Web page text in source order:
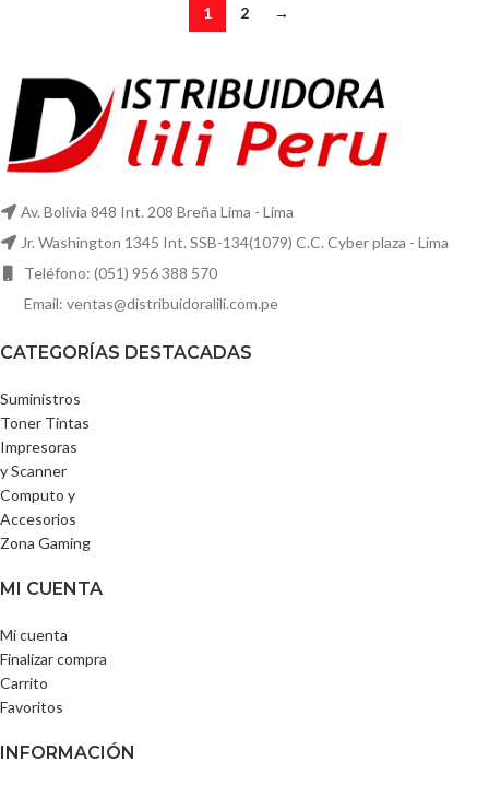
1 2 →
Av. Bolivia 848 Int. 208 Breña Lima - Lima
Jr. Washington 1345 Int. SSB-134(1079) C.C. Cyber plaza - Lima
Teléfono: (051) 956 388 570
Email: ventas@distribuidoralili.com.pe
CATEGORÍAS DESTACADAS
Suministros
Toner Tintas
Impresoras
y Scanner
Computo y
Accesorios
Zona Gaming
MI CUENTA
Mi cuenta
Finalizar compra
Carrito
Favoritos
INFORMACIÓN